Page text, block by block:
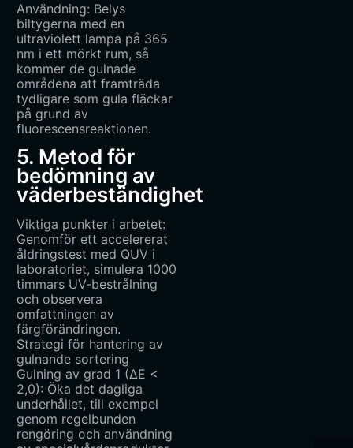
Användning: Belys
biltygerna med en
ultraviolett lampa på 365
nm i ett mörkt rum, så
kommer de gulnade
områdena att framträda
tydligare som gula fläckar
på grund av
fluorescensreaktionen.
5. Metod för
bedömning av
väderbeständighet
Viktiga punkter i arbetet:
Genomför ett accelererat
åldringstest med QUV i
laboratoriet, simulera 1000
timmars UV-bestrålning
och observera
omfattningen av
färgförändringen.
Strategi för hantering av
gulnande sortering
Gulning av grad 1 (ΔE <
2,0): Öka det dagliga
underhållet, till exempel
genom regelbunden
rengöring och användning